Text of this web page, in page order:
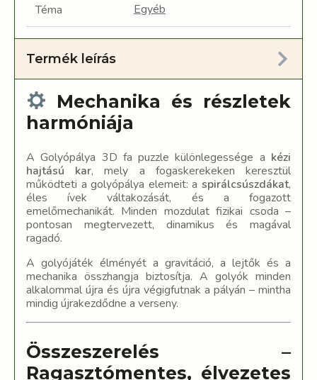
Téma Egyéb
Termék leírás
Mechanika és részletek
harmóniája
A Golyópálya 3D fa puzzle különlegessége a kézi
hajtású kar, mely a fogaskerekeken keresztül
működteti a golyópálya elemeit: a spirálcsúszdákat,
éles ívek váltakozását, és a fogazott
emelőmechanikát. Minden mozdulat fizikai csoda –
pontosan megtervezett, dinamikus és magával
ragadó.
A golyójáték élményét a gravitáció, a lejtők és a
mechanika összhangja biztosítja. A golyók minden
alkalommal újra és újra végigfutnak a pályán – mintha
mindig újrakezdődne a verseny.
Összeszerelés –
Ragasztómentes, élvezetes